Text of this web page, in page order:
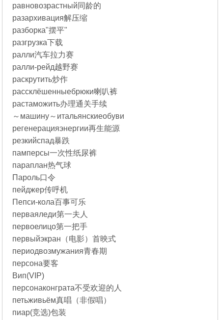
равновозрастный同龄的
разархивация解压缩
разборка"摆平"
разгрузка下载
ралли汽车拉力赛
ралли-рейд越野赛
раскрутить炒作
рассклёшенныебрюки喇叭裤
растаможить办理通关手续
～машину～итальянскиеобуви
регенерацияэнергии再生能源
резкийспад暴跌
памперсы一次性纸尿裤
параплан热气球
Пароль口令
пейджер传呼机
Пепси-кола百事可乐
перваяледи第一夫人
первоелицо第一把手
первыйэкран（电影）首映式
периодвозмужания青春期
персона要客
Вип(VIP)
персонаконграта不受欢迎的人
петьживьём真唱（非假唱）
пиар(竞选)包装